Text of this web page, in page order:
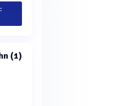
(1)